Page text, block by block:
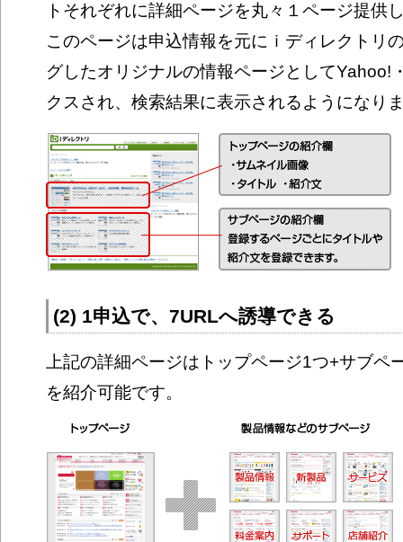
トそれぞれに詳細ページを丸々１ページ提供
このページは申込情報を元にｉディレクトリ
グしたオリジナルの情報ページとしてYahoo!
クスされ、検索結果に表示されるようになり
(2) 1申込で、7URLへ誘導できる
上記の詳細ページはトップページ1つ+サブペ
を紹介可能です。